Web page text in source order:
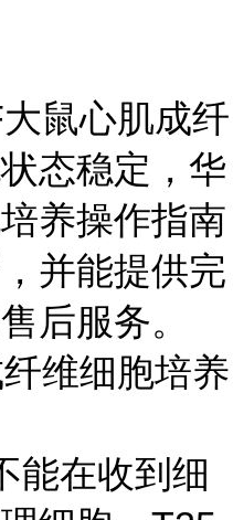
鼠心肌成纤
态稳定，华
养操作指南
并能提供完
后服务。
维细胞培养
能在收到细